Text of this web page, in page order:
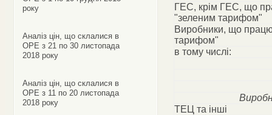
року
Аналіз цін, що склалися в
ОРЕ з 21 по 30 листопада
2018 року
Аналіз цін, що склалися в
ОРЕ з 11 по 20 листопада
2018 року
ГЕС, крім ГЕС, що
"зеленим тарифом"
Виробники, що
тарифом"
в тому числі:
ТЕЦ та інші